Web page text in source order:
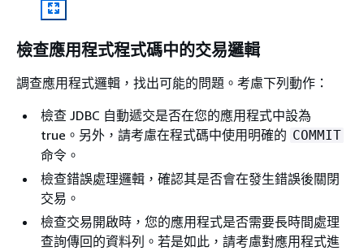
檢查應用程式程式碼中的交易邏輯
調查應用程式邏輯，找出可能的問題。考慮下列動作：
檢查 JDBC 自動遞交是否在您的應用程式中設為
true。另外，請考慮在程式碼中使用明確的 COMMIT
命令。
檢查錯誤處理邏輯，確認其是否會在發生錯誤後關閉
交易。
檢查交易開啟時，您的應用程式是否需要長時間處理
查詢傳回的資料列。若是如此，請考慮對應用程式進